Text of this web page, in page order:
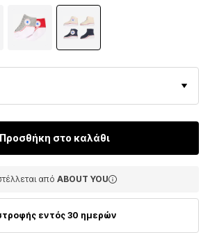
Προσθήκη στο καλάθι
από ABOUT YOU
από ABOUT YOU
από ABOUT YOU
εντός 30 ημερών